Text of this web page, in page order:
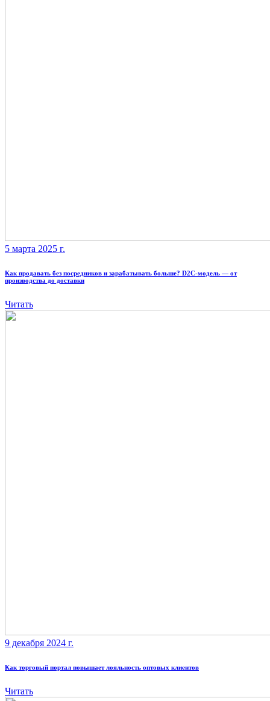
5 марта 2025 г.
Как продавать без посредников и зарабатывать больше? D2C-модель — от
производства до доставки
Читать
9 декабря 2024 г.
Как торговый портал повышает лояльность оптовых клиентов
Читать